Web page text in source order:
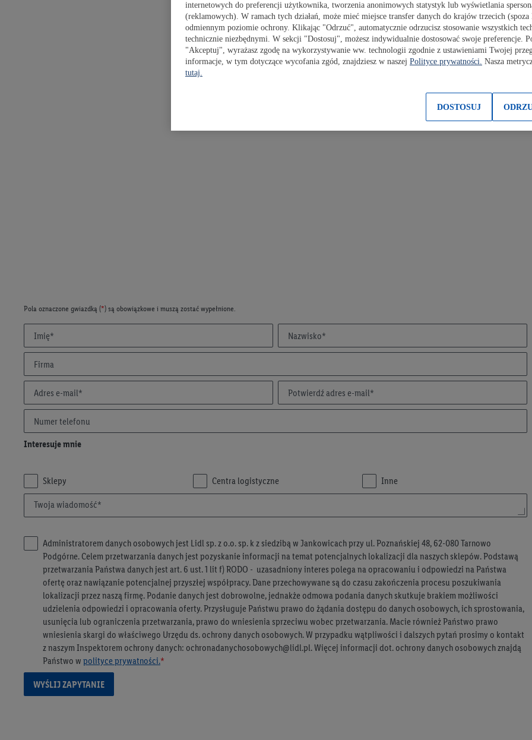
internetowych do preferencji użytkownika, tworzenia anonimowych statystyk lub wyświetlania
(reklamowych). W ramach tych działań, może mieć miejsce transfer danych do krajów trzecich
odmiennym poziomie ochrony. Klikając "Odrzuć", automatycznie odrzucisz stosowanie wszystkich
technicznie niezbędnymi. W sekcji "Dostosuj", możesz indywidualnie dostosować swoje preferencje.
"Akceptuj", wyrażasz zgodę na wykorzystywanie ww. technologii zgodnie z ustawieniami Twojej
informacje, w tym dotyczące wycofania zgód, znajdziesz w naszej Polityce prywatności. Nasza
tutaj.
DOSTOSUJ